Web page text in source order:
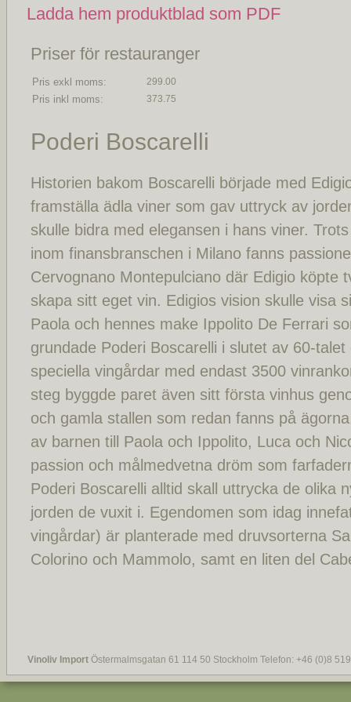
Ladda hem produktblad som PDF
Priser för restauranger
Pris exkl moms: 299.00
Pris inkl moms: 373.75
Poderi Boscarelli
Historien bakom Boscarelli började med
framställa ädla viner som gav uttryck av
skulle bidra med elegansen i hans viner.
inom finansbranschen i Milano fanns
Cervognano Montepulciano där Edigio köpte
skapa sitt eget vin. Edigios vision skulle visa
Paola och hennes make Ippolito De Ferrari
grundade Poderi Boscarelli i slutet av 60-
speciella vingårdar med endast 3500
steg byggde paret även sitt första vinhus
och gamla stallen som redan fanns på
av barnen till Paola och Ippolito, Luca och
passion och målmedvetna dröm som
Poderi Boscarelli alltid skall uttrycka de olika
jorden de vuxit i. Egendomen som idag
vingårdar) är planterade med druvsorterna
Colorino och Mammolo, samt en liten del
Vinoliv Import Östermalmsgatan 61 114 50 Stockholm Telefon: +46 (0)8